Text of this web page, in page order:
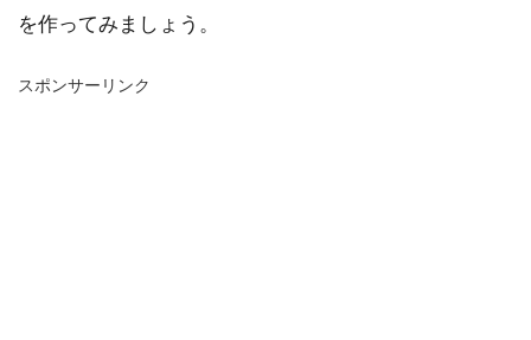
を作ってみましょう。
スポンサーリンク